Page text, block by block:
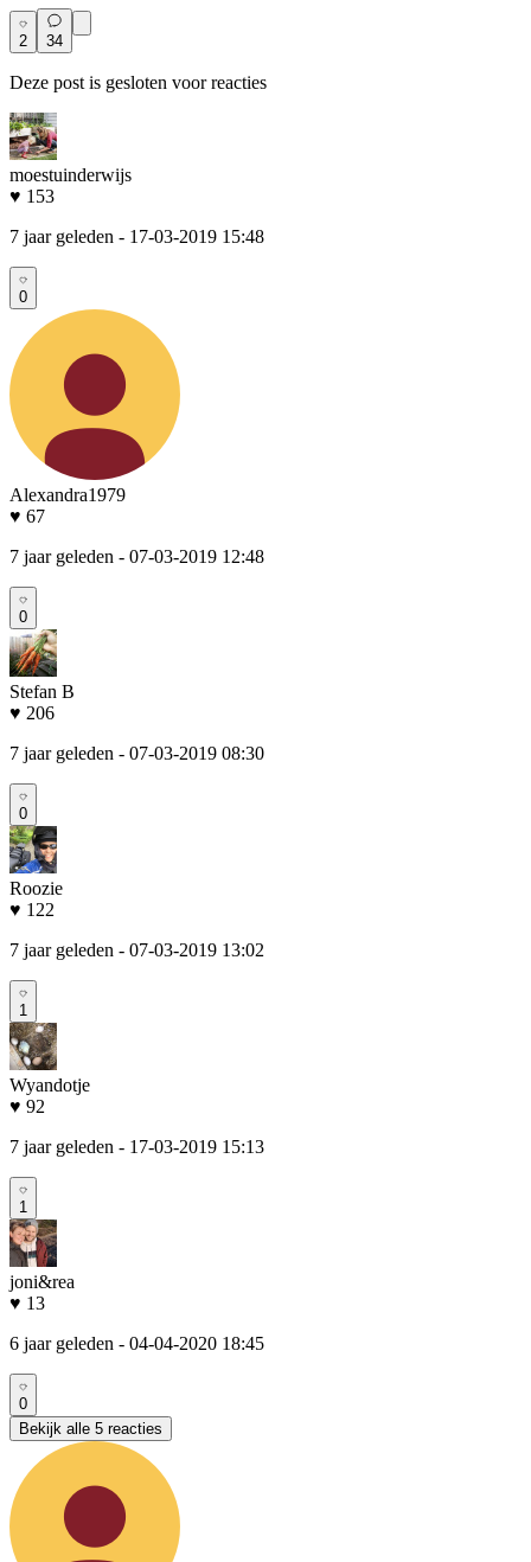
2 34
Deze post is gesloten voor reacties
moestuinderwijs
♥ 153
7 jaar geleden - 17-03-2019 15:48
0
Alexandra1979
♥ 67
7 jaar geleden - 07-03-2019 12:48
0
Stefan B
♥ 206
7 jaar geleden - 07-03-2019 08:30
0
Roozie
♥ 122
7 jaar geleden - 07-03-2019 13:02
1
Wyandotje
♥ 92
7 jaar geleden - 17-03-2019 15:13
1
joni&rea
♥ 13
6 jaar geleden - 04-04-2020 18:45
0
Bekijk alle 5 reacties